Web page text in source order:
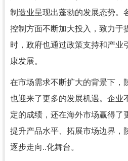
制造业呈现出蓬勃的发展态势。
控制方面不断加大投入，致力于
时，政府也通过政策支持和产业
康发展。
在市场需求不断扩大的背景下，
也迎来了更多的发展机遇。企业
定的成绩，还在海外市场赢得了
提升产品水平、拓展市场边界，
逐步走向..化舞台。